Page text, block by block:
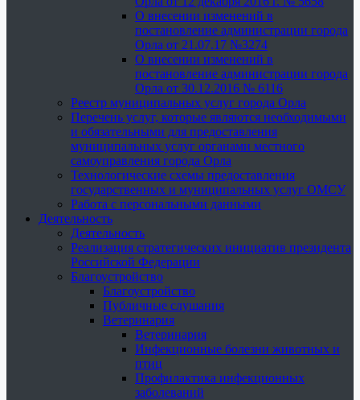
О внесении изменений в
постановление администрации города
Орла от 21.07.17 №3274
О внесении изменений в
постановление администрации города
Орла от 30.12.2016 № 6116
Реестр муниципальных услуг города Орла
Перечень услуг, которые являются необходимыми
и обязательными для предоставления
муниципальных услуг органами местного
самоуправления города Орла
Технологические схемы предоставления
государственных и муниципальных услуг ОМСУ
Работа с персональными данными
Деятельность
Деятельность
Реализация стратегических инициатив президента
Российской Федерации
Благоустройство
Благоустройство
Публичные слушания
Ветеринария
Ветеринария
Инфекционные болезни животных и
птиц
Профилактика инфекционных
заболеваний